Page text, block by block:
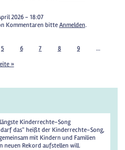
2026 - 18:07
Kommentaren bitteAnmelden.
5 6 7 8 9 …
»
Kinderrechte-Song
das" heißt der Kinderrechte-Song,
mit Kindern und Familien
neuen Rekord aufstellen will.